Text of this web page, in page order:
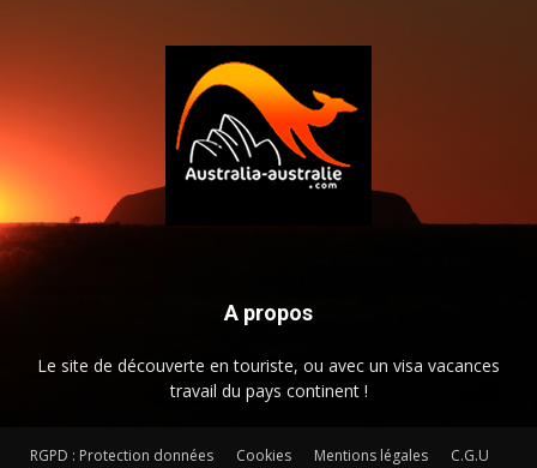
A propos
Le site de découverte en touriste, ou avec un visa vacances
travail du pays continent !
RGPD : Protection données Cookies Mentions légales C.G.U